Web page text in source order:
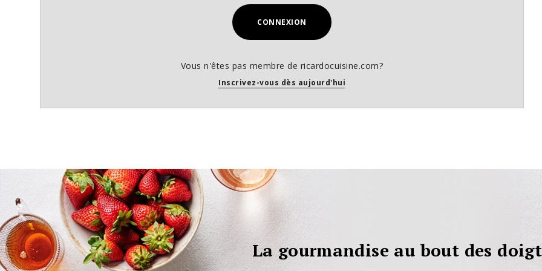
CONNEXION
Vous n'êtes pas membre de ricardocuisine.com?
Inscrivez-vous dès aujourd'hui
La gourmandise au bout des